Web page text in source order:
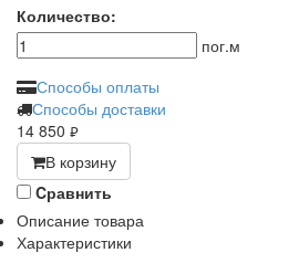
Количество:
пог.м
Способы оплаты
Способы доставки
14 850 руб.
В корзину
Cравнить
Описание товара
Характеристики